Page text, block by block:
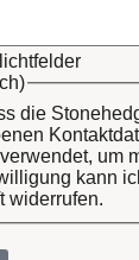
die
verwendet, um
kann
widerrufen.